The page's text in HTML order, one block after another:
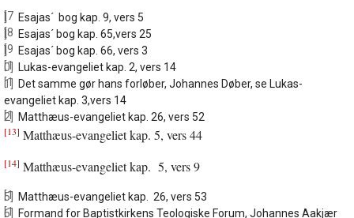
Esajas´ bog kap. 9, vers 5
Esajas´ bog kap. 65,vers 25
Esajas´ bog kap. 66, vers 3
[10]
Lukas-evangeliet kap. 2, vers 14
[11]
Det samme gør hans forløber, Johannes Døber, se Lukas-
evangeliet kap. 3,vers 14
[12]
Matthæus-evangeliet kap. 26, vers 52
[13] Matthæus-evangeliet kap. 5, vers 44
[14] Matthæus-evangeliet kap. 5, vers 9
[15]
Matthæus-evangeliet kap. 26, vers 53
[16]
Formand for Baptistkirkens Teologiske Forum, Johannes Aakjær